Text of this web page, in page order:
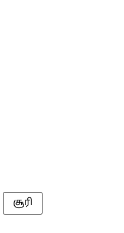
சூரி